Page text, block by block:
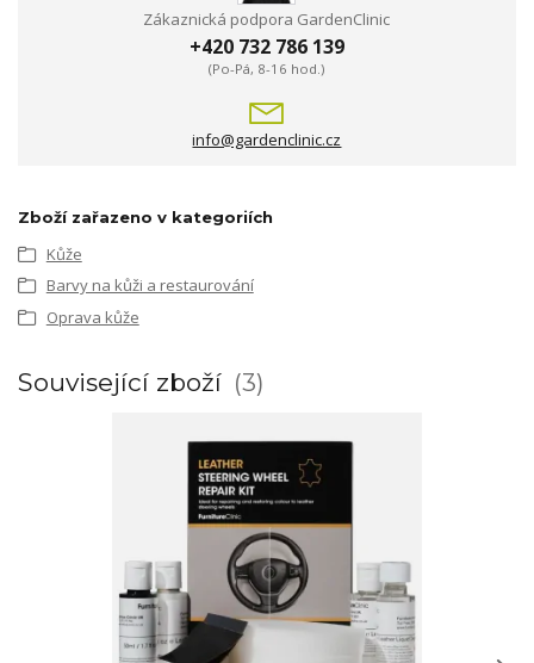
Zákaznická podpora GardenClinic
+420 732 786 139
(Po-Pá, 8-16 hod.)
info@gardenclinic.cz
Zboží zařazeno v kategoriích
Kůže
Barvy na kůži a restaurování
Oprava kůže
Související zboží 3